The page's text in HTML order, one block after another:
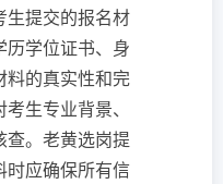
生提交的报名材
历学位证书、身
料的真实性和完
生专业背景、
查。老黄选岗提
时应确保所有信